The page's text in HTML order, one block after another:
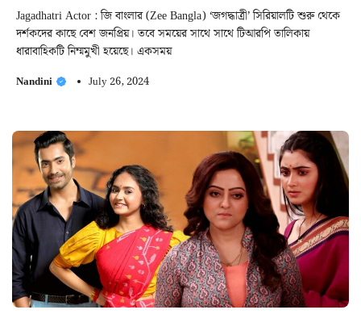
Jagadhatri Actor : জি বাংলার (Zee Bangla) ‘জগদ্ধাত্রী’ সিরিয়ালটি শুরু থেকে
দর্শকদের কাছে বেশ জনপ্রিয়। তবে সময়ের সাথে সাথে টিআরপি তালিকায়
ধারাবাহিকটি নিম্মমুখী হয়েছে। একসময়
Nandini July 26, 2024